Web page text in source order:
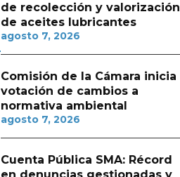
de recolección y valorización
de aceites lubricantes
agosto 7, 2026
Comisión de la Cámara inicia
votación de cambios a
normativa ambiental
agosto 7, 2026
Cuenta Pública SMA: Récord